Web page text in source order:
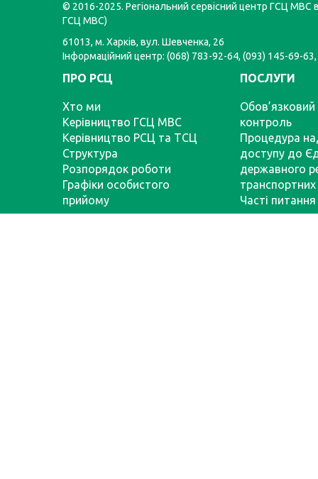
© 2016-2025. Регіональний сервісний центр ГСЦ МВС в
ГСЦ МВС)
61013, м. Харків, вул. Шевченка, 26
Інформаційний центр: (068) 783-92-64, (093) 145-69-
ПРО РСЦ
Хто ми
Керівництво ГСЦ МВС
Керівництво РСЦ та ТСЦ
Структура
Розпорядок роботи
Графіки особистого
прийому
ПОСЛУГИ
Обов’язковий
контроль
Процедура
доступу до
державного
транспортних
Часті питання